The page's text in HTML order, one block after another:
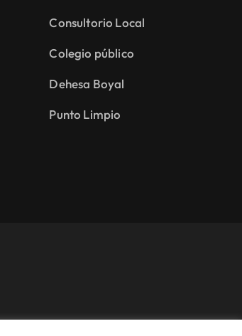
Consultorio Local
Colegio público
Dehesa Boyal
Punto Limpio